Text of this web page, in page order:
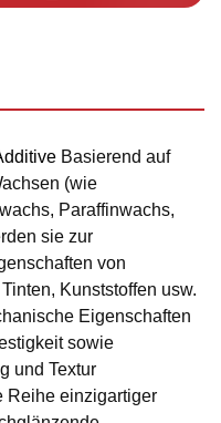
Basierend auf
(wie
Paraffinwachs,
sie zur
von
Kunststoffen usw.
Eigenschaften
sowie
und Textur
Reihe einzigartiger